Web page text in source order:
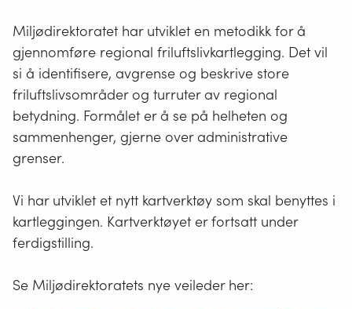
Miljødirektoratet har utviklet en metodikk for å
gjennomføre regional friluftslivkartlegging. Det vil
si å identifisere, avgrense og beskrive store
friluftslivsområder og turruter av regional
betydning. Formålet er å se på helheten og
sammenhenger, gjerne over administrative
grenser.
Vi har utviklet et nytt kartverktøy som skal benyttes i
kartleggingen. Kartverktøyet er fortsatt under
ferdigstilling.
Se Miljødirektoratets nye veileder her: